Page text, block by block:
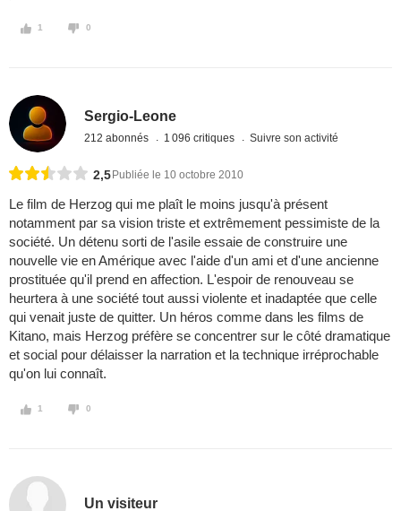
1 0
Sergio-Leone
212 abonnés 1 096 critiques Suivre son activité
2,5 Publiée le 10 octobre 2010
Le film de Herzog qui me plaît le moins jusqu'à présent
notamment par sa vision triste et extrêmement pessimiste de la
société. Un détenu sorti de l'asile essaie de construire une
nouvelle vie en Amérique avec l'aide d'un ami et d'une ancienne
prostituée qu'il prend en affection. L'espoir de renouveau se
heurtera à une société tout aussi violente et inadaptée que celle
qui venait juste de quitter. Un héros comme dans les films de
Kitano, mais Herzog préfère se concentrer sur le côté dramatique
et social pour délaisser la narration et la technique irréprochable
qu'on lui connaît.
1 0
Un visiteur